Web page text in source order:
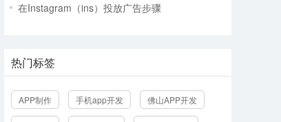
在Instagram（ins）投放广告步骤
热门标签
APP制作 手机app开发 佛山APP开发